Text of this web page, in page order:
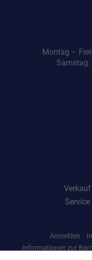
Montag –
Samstag:
Anmelden
Informationen zur